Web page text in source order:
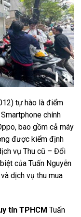
tự hào là điểm
chính
bao gồm cả máy
được kiểm định
vụ Thu cũ – Đổi
của Tuấn Nguyễn
dịch vụ thu mua
tín TPHCM Tuấn